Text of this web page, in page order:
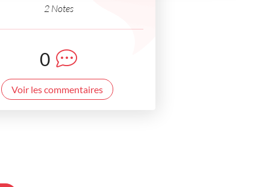
2 Notes
0
Voir les commentaires